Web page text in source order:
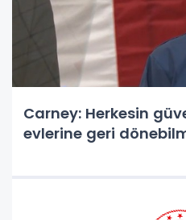
Carney: Herkesin
evlerine geri